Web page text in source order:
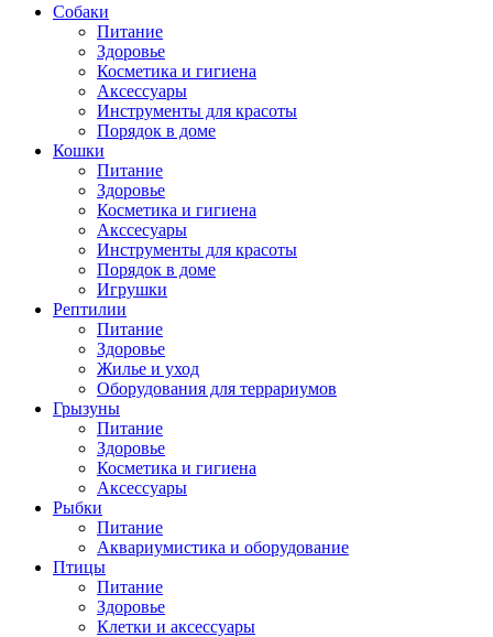
Собаки
Питание
Здоровье
Косметика и гигиена
Аксессуары
Инструменты для красоты
Порядок в доме
Кошки
Питание
Здоровье
Косметика и гигиена
Акссесуары
Инструменты для красоты
Порядок в доме
Игрушки
Рептилии
Питание
Здоровье
Жилье и уход
Оборудования для террариумов
Грызуны
Питание
Здоровье
Косметика и гигиена
Аксессуары
Рыбки
Питание
Аквариумистика и оборудование
Птицы
Питание
Здоровье
Клетки и аксессуары